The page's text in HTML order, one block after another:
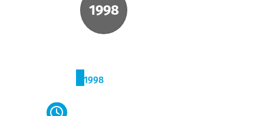
1998
1998